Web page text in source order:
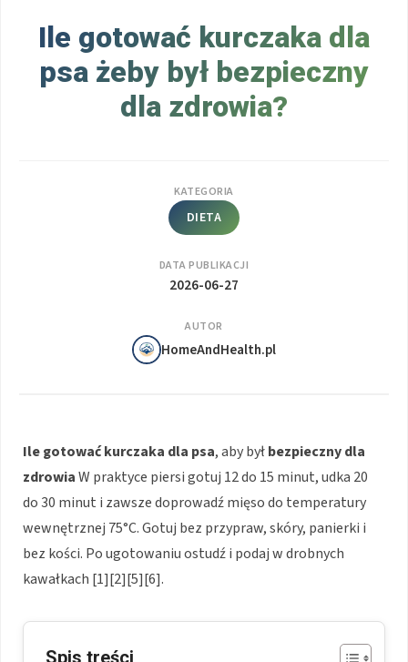
Ile gotować kurczaka dla
psa żeby był bezpieczny
dla zdrowia?
KATEGORIA
DIETA
DATA PUBLIKACJI
2026-06-27
AUTOR
HomeAndHealth.pl
Ile gotować kurczaka dla psa, aby byłbezpieczny dla
zdrowiaW praktyce piersi gotuj 12 do 15 minut, udka 20
do 30 minut i zawsze doprowadź mięso do temperatury
wewnętrznej 75°C. Gotuj bez przypraw, skóry, panierki i
bez kości. Po ugotowaniu ostudź i podaj w drobnych
kawałkach [1][2][5][6].
Spis treści